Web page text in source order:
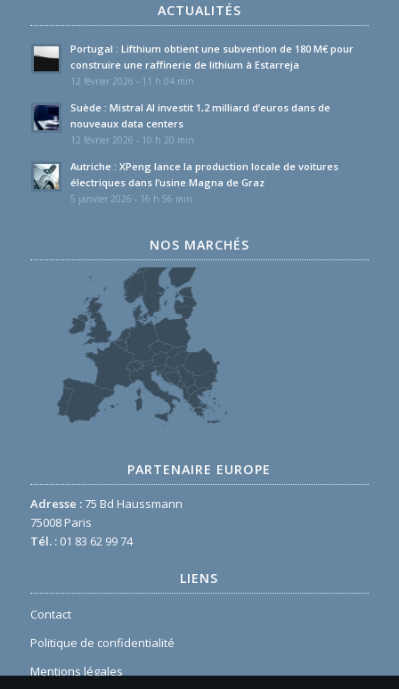
ACTUALITÉS
Portugal : Lifthium obtient une subvention de 180 M€ pour
construire une raffinerie de lithium à Estarreja
12 février 2026 - 11 h 04 min
Suède : Mistral AI investit 1,2 milliard d’euros dans de
nouveaux data centers
12 février 2026 - 10 h 20 min
Autriche : XPeng lance la production locale de voitures
électriques dans l’usine Magna de Graz
5 janvier 2026 - 16 h 56 min
NOS MARCHÉS
PARTENAIRE EUROPE
Adresse :75 Bd Haussmann
75008 Paris
Tél. :01 83 62 99 74
LIENS
Contact
Politique de confidentialité
Mentions légales